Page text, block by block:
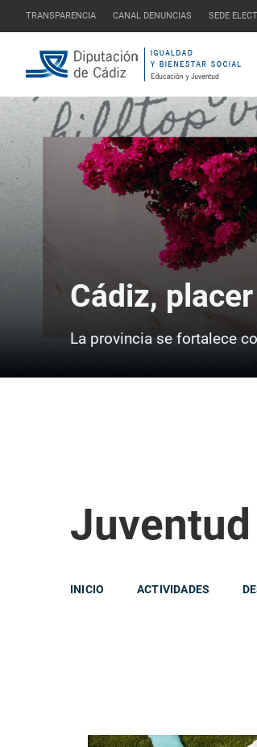
TRANSPARENCIA CANAL DENUNCIAS SEDE
Cádiz,
La provincia se fortalece
Juventud
INICIO ACTIVIDADES